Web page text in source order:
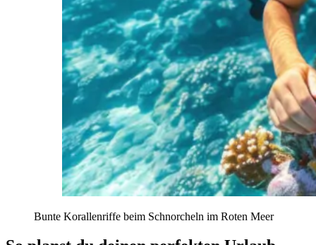
Bunte Korallenriffe beim Schnorcheln im Roten Meer